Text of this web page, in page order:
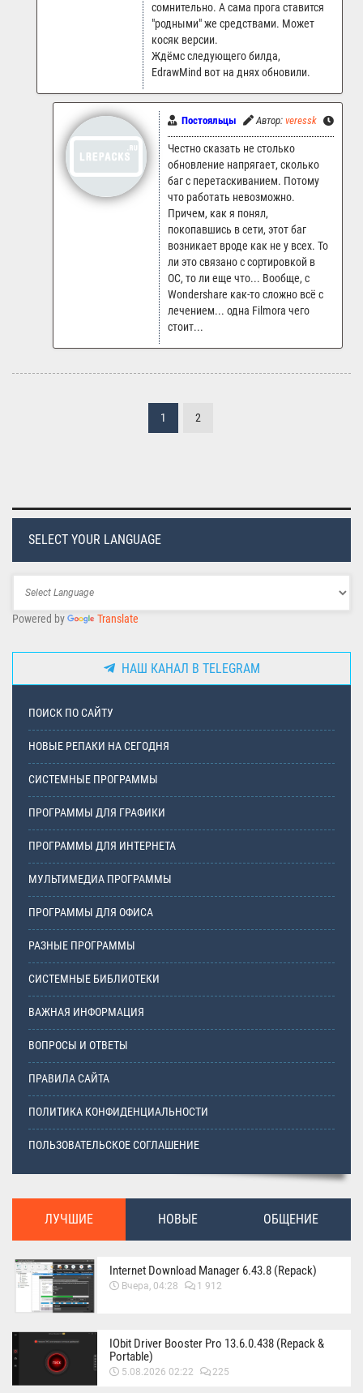
сомнительно. А сама прога ставится
"родными" же средствами. Может
косяк версии.
Ждёмс следующего билда,
EdrawMind вот на днях обновили.
Постояльцы Автор: veressk
Честно сказать не столько
обновление напрягает, сколько
баг с перетаскиванием. Потому
что работать невозможно.
Причем, как я понял,
покопавшись в сети, этот баг
возникает вроде как не у всех. То
ли это связано с сортировкой в
ОС, то ли еще что... Вообще, с
Wondershare как-то сложно всё с
лечением... одна Filmora чего
стоит...
1 2
SELECT YOUR LANGUAGE
Powered by Translate
НАШ КАНАЛ В TELEGRAM
ПОИСК ПО САЙТУ
НОВЫЕ РЕПАКИ НА СЕГОДНЯ
СИСТЕМНЫЕ ПРОГРАММЫ
ПРОГРАММЫ ДЛЯ ГРАФИКИ
ПРОГРАММЫ ДЛЯ ИНТЕРНЕТА
МУЛЬТИМЕДИА ПРОГРАММЫ
ПРОГРАММЫ ДЛЯ ОФИСА
РАЗНЫЕ ПРОГРАММЫ
СИСТЕМНЫЕ БИБЛИОТЕКИ
ВАЖНАЯ ИНФОРМАЦИЯ
ВОПРОСЫ И ОТВЕТЫ
ПРАВИЛА САЙТА
ПОЛИТИКА КОНФИДЕНЦИАЛЬНОСТИ
ПОЛЬЗОВАТЕЛЬСКОЕ СОГЛАШЕНИЕ
ЛУЧШИЕ НОВЫЕ ОБЩЕНИЕ
Internet Download Manager 6.43.8 (Repack)
Вчера, 04:28 1 912
IObit Driver Booster Pro 13.6.0.438 (Repack &
Portable)
5.08.2026 02:22 225